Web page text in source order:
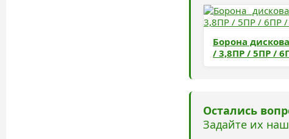
Борона
/ 3,8ПР / 5ПР /
Остались
Задайте их